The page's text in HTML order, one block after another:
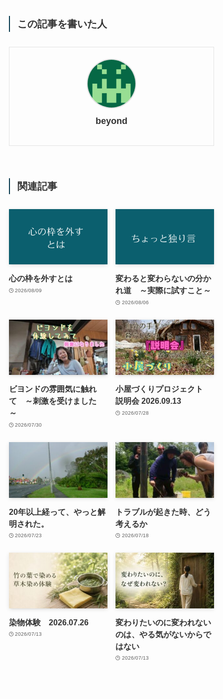
この記事を書いた人
beyond
関連記事
心の枠を外すとは
2026/08/09
変わると変わらないの分か
れ道 ～実際に試すこと～
2026/08/06
ビヨンドの雰囲気に触れ
て ～刺激を受けました
～
2026/07/30
小屋づくりプロジェクト
説明会 2026.09.13
2026/07/28
20年以上経って、やっと解
明された。
2026/07/23
トラブルが起きた時、どう
考えるか
2026/07/18
染物体験 2026.07.26
2026/07/13
変わりたいのに変われない
のは、やる気がないからで
はない
2026/07/13